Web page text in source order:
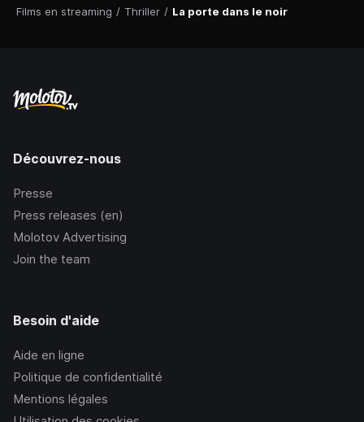
Films en streaming / Thriller / La porte dans le noir
Découvrez-nous
Presse
Press releases (en)
Molotov Advertising
Join the team
Besoin d'aide
Aide en ligne
Politique de confidentialité
Mentions légales